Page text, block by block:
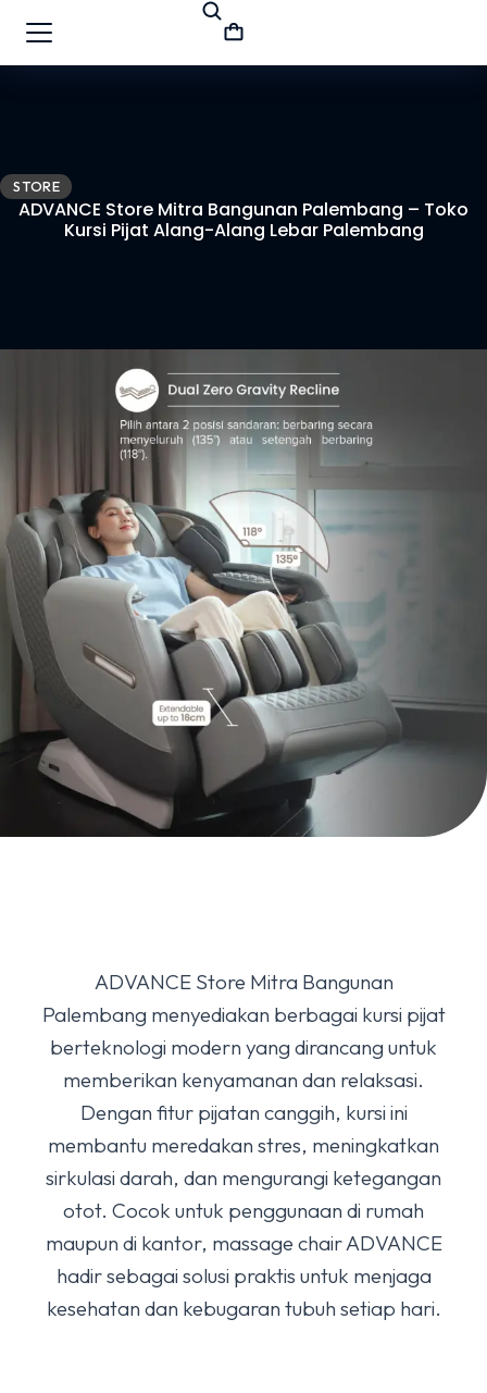
STORE
ADVANCE Store Mitra Bangunan Palembang – Toko
Kursi Pijat Alang-Alang Lebar Palembang
ADVANCE Store Mitra Bangunan
Palembang menyediakan berbagai kursi pijat
berteknologi modern yang dirancang untuk
memberikan kenyamanan dan relaksasi.
Dengan fitur pijatan canggih, kursi ini
membantu meredakan stres, meningkatkan
sirkulasi darah, dan mengurangi ketegangan
otot. Cocok untuk penggunaan di rumah
maupun di kantor, massage chair ADVANCE
hadir sebagai solusi praktis untuk menjaga
kesehatan dan kebugaran tubuh setiap hari.